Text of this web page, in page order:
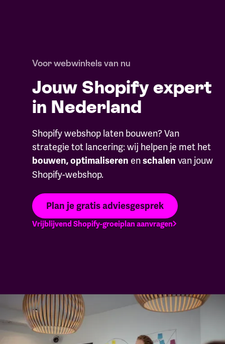
Voor webwinkels van nu
Jouw Shopify expert
in Nederland
Shopify webshop laten bouwen? Van
strategie tot lancering: wij helpen je met het
bouwen, optimaliseren enschalen van jouw
Shopify-webshop.
Plan je gratis adviesgesprek
Vrijblijvend Shopify-groeiplan aanvragen